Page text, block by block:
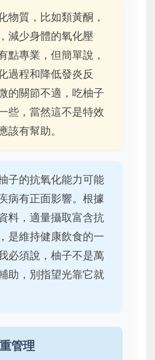
物質，比如類黃酮，
減少身體的氧化壓
點專業，但簡單說，
過程和降低發炎反
的關節不適，吃柚子
些，當然這不是特效
該有幫助。
子的抗氧化能力可能
病有正面影響。根據
料，適量攝取富含抗
是維持健康飲食的一
必須說，柚子不是萬
助，別指望光靠它就
管理